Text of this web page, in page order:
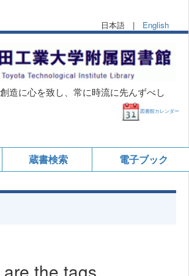
日本語 | English
造に心を致し、常に時流に先んずべし
図書館カレンダー
蔵書検索 電子ブック